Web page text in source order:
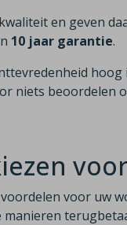
en geven
10 jaar garantie.
niets beoordelen
voor uw
manieren